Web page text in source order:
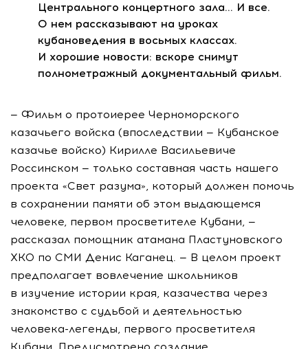
Центрального концертного зала… И все.
О нем рассказывают на уроках
кубановедения в восьмых классах.
И хорошие новости: вскоре снимут
полнометражный документальный фильм.
— Фильм о протоиерее Черноморского
казачьего войска (впоследствии — Кубанское
казачье войско) Кирилле Васильевиче
Россинском — только составная часть нашего
проекта «Свет разума», который должен помочь
в сохранении памяти об этом выдающемся
человеке, первом просветителе Кубани, —
рассказал помощник атамана Пластуновского
ХКО по СМИ Денис Каганец. — В целом проект
предполагает вовлечение школьников
в изучение истории края, казачества через
знакомство с судьбой и деятельностью
человека-легенды, первого просветителя